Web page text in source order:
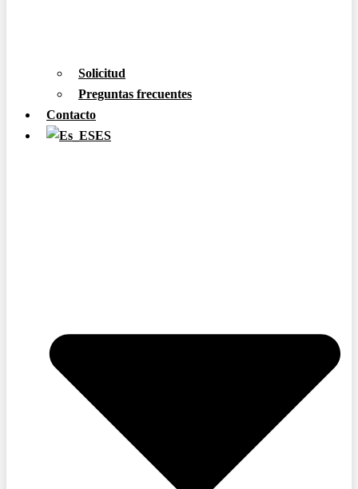
Solicitud
Preguntas frecuentes
Contacto
ES